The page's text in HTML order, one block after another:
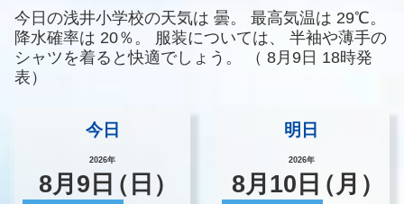
今日の浅井小学校の天気は 曇。 最高気温は 29℃。
降水確率は 20％。 服装については、
半袖や薄手の
シャツを着ると快適でしょう。
（ 8月9日 18時発
表）
今日
2026年
8月 9 日（日）
明日
2026年
8月 10 日（月）